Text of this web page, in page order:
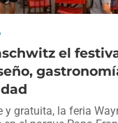
el
y gratuita, la feria